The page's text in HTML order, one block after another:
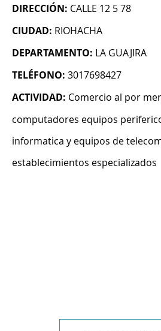
DIRECCIÓN: CALLE 12 5 78
CIUDAD: RIOHACHA
DEPARTAMENTO: LA GUAJIRA
TELÉFONO: 3017698427
ACTIVIDAD: Comercio al por
computadores equipos
informatica y equipos de
establecimientos especializados